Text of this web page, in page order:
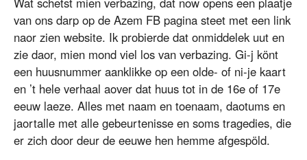
van ons darp op de Azem FB pagina steet met een link
naor zien website. Ik probierde dat onmiddelek uut en
zie daor, mien mond viel los van verbazing. Gi-j könt
een huusnummer aanklikke op een olde- of ni-je kaart
en ’t hele verhaal aover dat huus tot in de 16e of 17e
eeuw laeze. Alles met naam en toenaam, daotums en
jaortalle met alle gebeurtenisse en soms tragedies, die
er zich door deur de eeuwe hen hemme afgespöld.